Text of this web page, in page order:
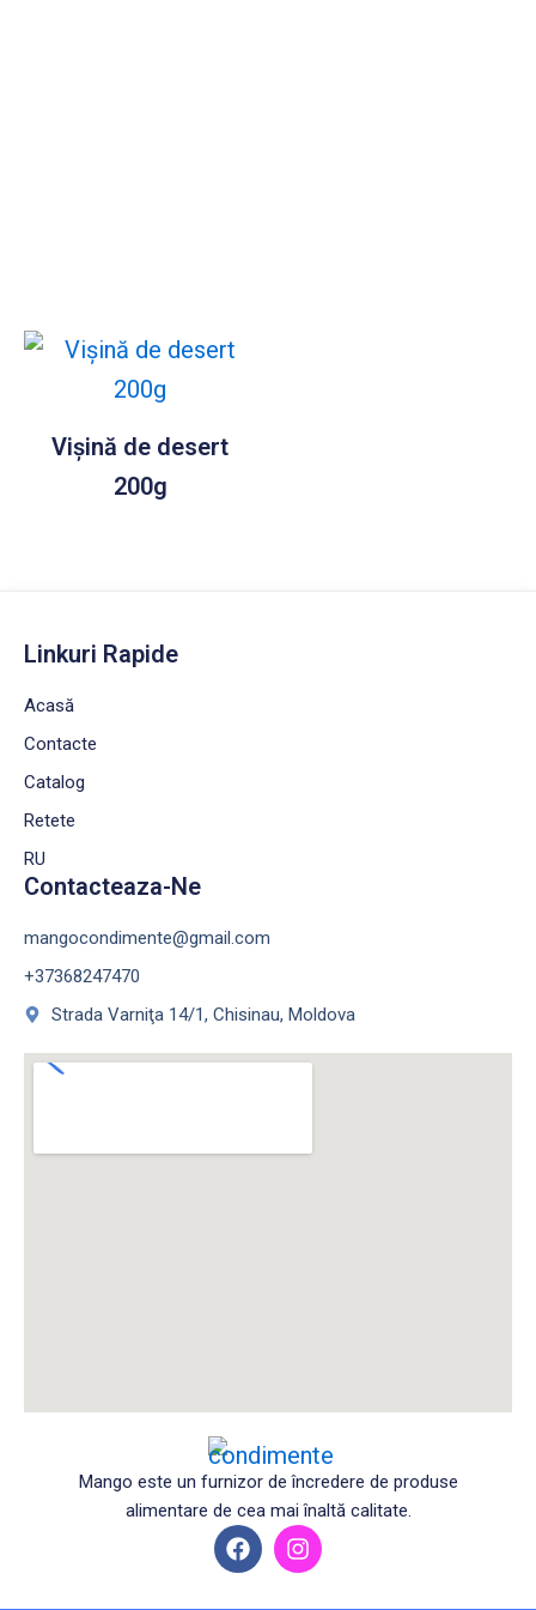
Vișină de desert
200g
Linkuri Rapide
Acasă
Contacte
Catalog
Retete
RU
Contacteaza-Ne
mangocondimente@gmail.com
+37368247470
Strada Varniţa 14/1, Chisinau, Moldova
Mango este un furnizor de încredere de produse
alimentare de cea mai înaltă calitate.
F
a
I
n